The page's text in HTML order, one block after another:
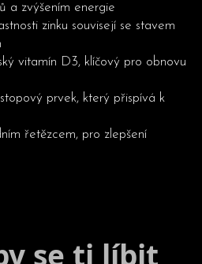
a zvýšením energie
zinku souvisejí se stavem
vitamín D3, klíčový pro obnovu
prvek, který přispívá k
řetězcem, pro zlepšení